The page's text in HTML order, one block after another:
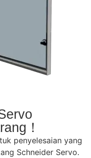
！
penyelesaian yang
Schneider Servo.